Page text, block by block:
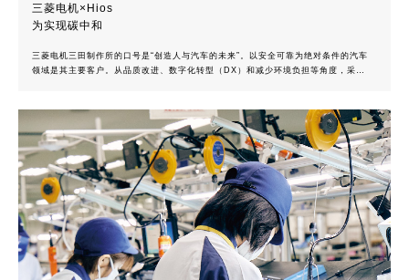
三菱电机×Hios
为实现碳中和
三菱电机三田制作所的口号是“创造人与汽车的未来”。以安全可靠为绝对条件的汽车
领域是其主要客户。从品质改进、数字化转型（DX）和减少环境负担等角度，采访